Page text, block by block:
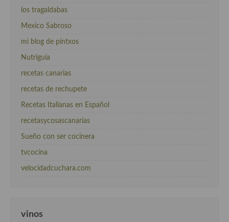
los tragaldabas
Mexico Sabroso
mi blog de pintxos
Nutriguia
recetas canarias
recetas de rechupete
Recetas Italianas en Español
recetasycosascanarias
Sueño con ser cocinera
tvcocina
velocidadcuchara.com
vinos